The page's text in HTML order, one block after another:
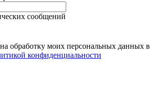
сообщений
на обработку моих персональных данных в
конфиденциальности